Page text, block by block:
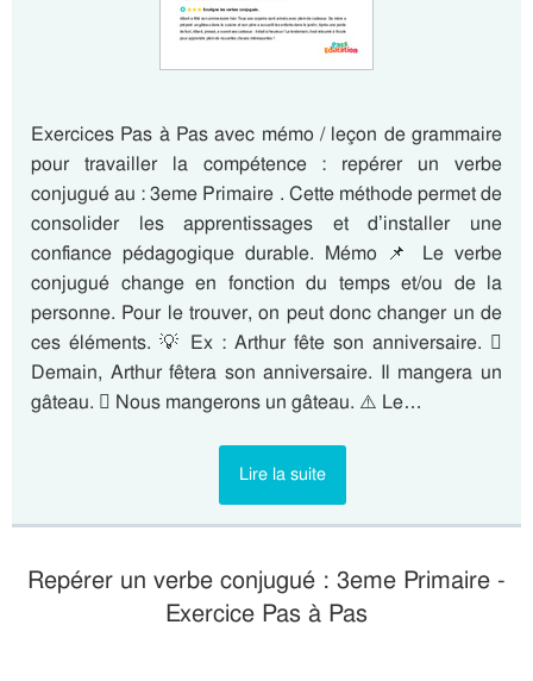
Exercices Pas à Pas avec mémo / leçon de grammaire
pour travailler la compétence : repérer un verbe
conjugué au : 3eme Primaire . Cette méthode permet de
consolider les apprentissages et d’installer une
confiance pédagogique durable. Mémo 📌 Le verbe
conjugué change en fonction du temps et/ou de la
personne. Pour le trouver, on peut donc changer un de
ces éléments. 💡 Ex : Arthur fête son anniversaire. 
Demain, Arthur fêtera son anniversaire. Il mangera un
gâteau.  Nous mangerons un gâteau. ⚠️ Le…
Lire la suite
Repérer un verbe conjugué : 3eme Primaire -
Exercice Pas à Pas